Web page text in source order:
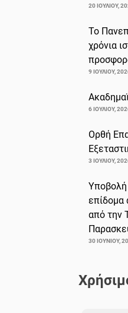
20 ΙΟΥΛΊΟΥ,
Το
χρόνια
9 ΙΟΥΛΊΟΥ,
6 ΙΟΥΛΊΟΥ,
Ορθή
3 ΙΟΥΛΊΟΥ,
Υποβολή
επίδομα
από την
30 ΙΟΥΝΊΟΥ,